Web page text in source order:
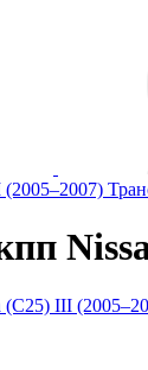
(2005–2007)